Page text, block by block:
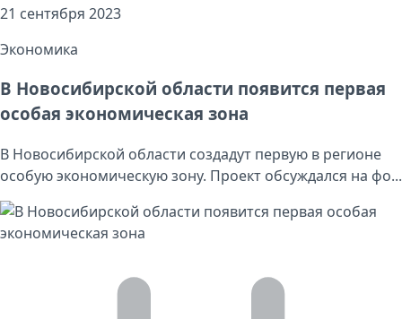
21 сентября 2023
Экономика
В Новосибирской области появится первая
особая экономическая зона
В Новосибирской области создадут первую в регионе
особую экономическую зону. Проект обсуждался на фо...